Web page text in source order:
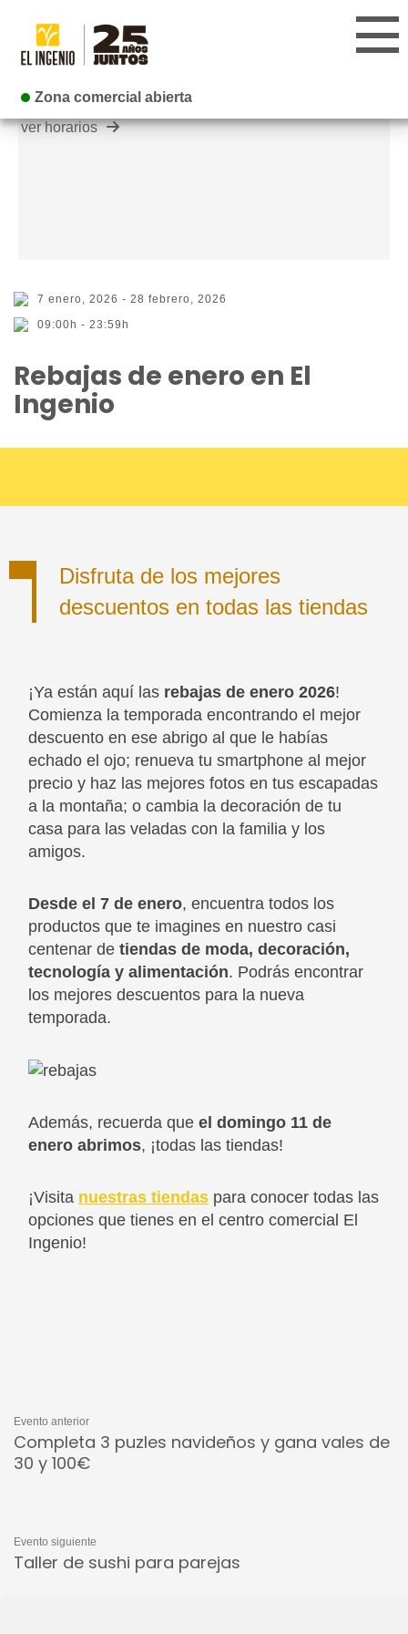
RESTAURANTES
BLOG
Zona comercial abierta
ver horarios
7 enero, 2026 - 28 febrero, 2026
09:00h - 23:59h
Rebajas de enero en El
Ingenio
Disfruta de los mejores
descuentos en todas las tiendas
¡Ya están aquí las rebajas de enero 2026!
Comienza la temporada encontrando el mejor
descuento en ese abrigo al que le habías
echado el ojo; renueva tu smartphone al mejor
precio y haz las mejores fotos en tus escapadas
a la montaña; o cambia la decoración de tu
casa para las veladas con la familia y los
amigos.
Desde el 7 de enero, encuentra todos los
productos que te imagines en nuestro casi
centenar de tiendas de moda, decoración,
tecnología y alimentación. Podrás encontrar
los mejores descuentos para la nueva
temporada.
Además, recuerda que el domingo 11 de
enero abrimos, ¡todas las tiendas!
¡Visita nuestras tiendas para conocer todas las
opciones que tienes en el centro comercial El
Ingenio!
Evento anterior
Completa 3 puzles navideños y gana vales de
30 y 100€
Evento siguiente
Taller de sushi para parejas